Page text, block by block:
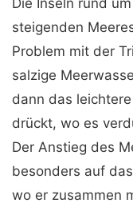
Die Inseln rund
steigenden
Problem mit der
salzige
dann das
drückt, wo es
Der Anstieg des
besonders auf
wo er zusammen